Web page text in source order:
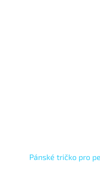
Pánské tričko pro